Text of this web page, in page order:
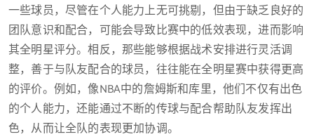
一些球员，尽管在个人能力上无可挑剔，但由于缺乏良好的
团队意识和配合，可能会导致比赛中的低效表现，进而影响
其全明星评分。相反，那些能够根据战术安排进行灵活调
整，善于与队友配合的球员，往往能在全明星赛中获得更高
的评价。例如，像NBA中的詹姆斯和库里，他们不仅有出色
的个人能力，还能通过不断的传球与配合帮助队友发挥出
色，从而让全队的表现更加协调。